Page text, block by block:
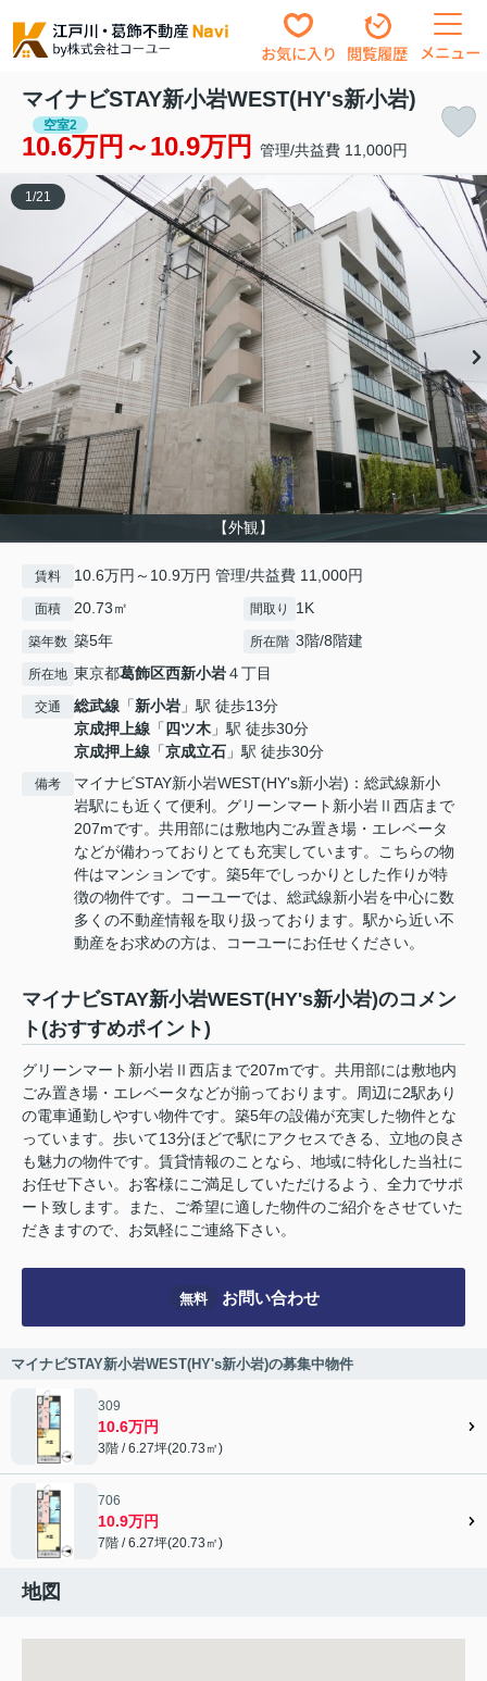
お気に入り 閲覧履歴 メニュー
マイナビSTAY新小岩WEST(HY's新小岩)
空室2
10.6万円～10.9万円 管理/共益費 11,000円
【外観】
1 /21
賃料 10.6万円～10.9万円 管理/共益費 11,000円
面積 20.73㎡ 間取り 1K
築年数 築5年 所在階 3階/8階建
所在地 東京都葛飾区西新小岩４丁目
交通 総武線 「新小岩 」駅 徒歩13分
京成押上線 「 四ツ木 」駅 徒歩30分
京成押上線 「京成立石 」駅 徒歩30分
備考
マイナビSTAY新小岩WEST(HY's新小岩)：総武線新小
岩駅にも近くて便利。グリーンマート新小岩Ⅱ西店まで
207mです。共用部には敷地内ごみ置き場・エレベータ
などが備わっておりとても充実しています。こちらの物
件はマンションです。築5年でしっかりとした作りが特
徴の物件です。コーユーでは、総武線新小岩を中心に数
多くの不動産情報を取り扱っております。駅から近い不
動産をお求めの方は、コーユーにお任せください。
マイナビSTAY新小岩WEST(HY's新小岩)のコメン
ト(おすすめポイント)
グリーンマート新小岩Ⅱ西店まで207mです。共用部には敷地内
ごみ置き場・エレベータなどが揃っております。周辺に2駅あり
の電車通勤しやすい物件です。築5年の設備が充実した物件とな
っています。歩いて13分ほどで駅にアクセスできる、立地の良さ
も魅力の物件です。賃貸情報のことなら、地域に特化した当社に
お任せ下さい。お客様にご満足していただけるよう、全力でサポ
ート致します。また、ご希望に適した物件のご紹介をさせていた
だきますので、お気軽にご連絡下さい。
無料 お問い合わせ
マイナビSTAY新小岩WEST(HY's新小岩)の募集中物件
309
10.6万円
3階 / 6.27坪(20.73㎡)
706
10.9万円
7階 / 6.27坪(20.73㎡)
地図